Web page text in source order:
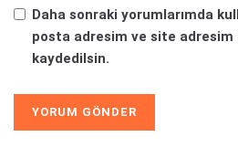
Daha sonraki yorumlarımda
posta adresim ve site adresim
kaydedilsin.